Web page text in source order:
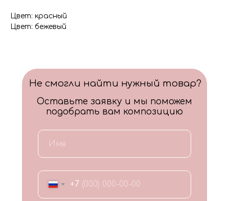
Цвет: красный
Цвет: бежевый
+7
Не смогли найти нужный товар?
Оставьте заявку и мы поможем
подобрать вам композицию